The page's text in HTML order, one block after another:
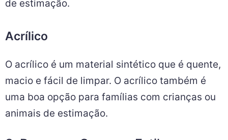
de estimação.
Acrílico
O acrílico é um material sintético que é quente,
macio e fácil de limpar. O acrílico também é
uma boa opção para famílias com crianças ou
animais de estimação.